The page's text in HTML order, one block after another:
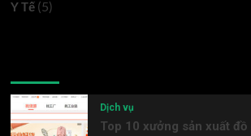
Y Tế(5)
Dịch vụ
Top 10 xưởng sản xuất đồ